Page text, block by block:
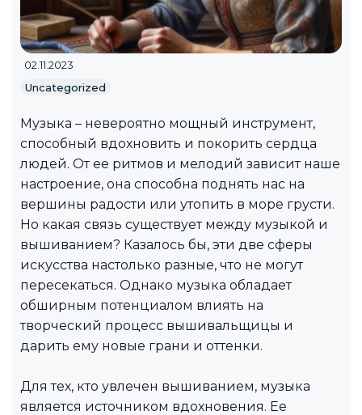
02.11.2023
Uncategorized
Музыка – невероятно мощный инструмент,
способный вдохновить и покорить сердца
людей. От ее ритмов и мелодий зависит наше
настроение, она способна поднять нас на
вершины радости или утопить в море грусти.
Но какая связь существует между музыкой и
вышиванием? Казалось бы, эти две сферы
искусства настолько разные, что не могут
пересекаться. Однако музыка обладает
обширным потенциалом влиять на
творческий процесс вышивальщицы и
дарить ему новые грани и оттенки.
Для тех, кто увлечен вышиванием, музыка
является источником вдохновения. Ее